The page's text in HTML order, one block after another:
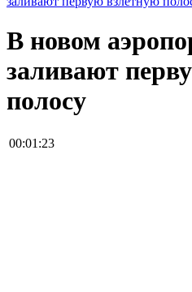
В новом
заливают
полосу
00:01:23